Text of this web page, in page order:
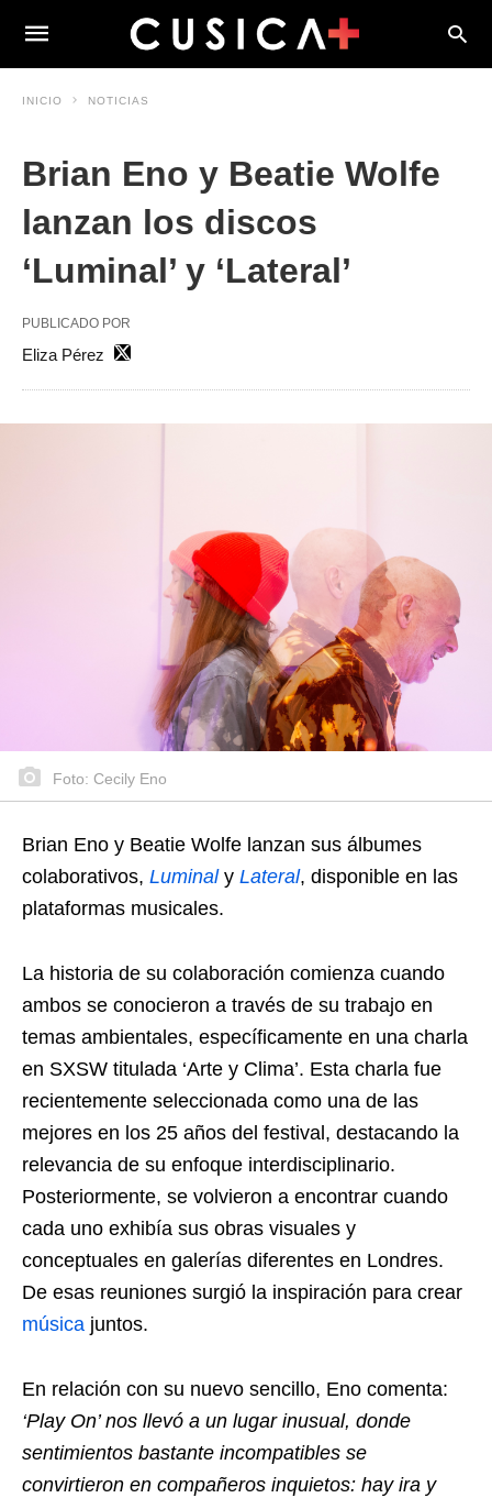
INICIO NOTICIAS
Brian Eno y Beatie Wolfe
lanzan los discos
‘Luminal’ y ‘Lateral’
PUBLICADO POR
Eliza Pérez
Foto: Cecily Eno
Brian Eno y Beatie Wolfe lanzan sus álbumes
colaborativos, Luminal y Lateral, disponible en las
plataformas musicales.
La historia de su colaboración comienza cuando
ambos se conocieron a través de su trabajo en
temas ambientales, específicamente en una charla
en SXSW titulada ‘Arte y Clima’. Esta charla fue
recientemente seleccionada como una de las
mejores en los 25 años del festival, destacando la
relevancia de su enfoque interdisciplinario.
Posteriormente, se volvieron a encontrar cuando
cada uno exhibía sus obras visuales y
conceptuales en galerías diferentes en Londres.
De esas reuniones surgió la inspiración para crear
música juntos.
En relación con su nuevo sencillo, Eno comenta:
‘Play On’ nos llevó a un lugar inusual, donde
sentimientos bastante incompatibles se
convirtieron en compañeros inquietos: hay ira y